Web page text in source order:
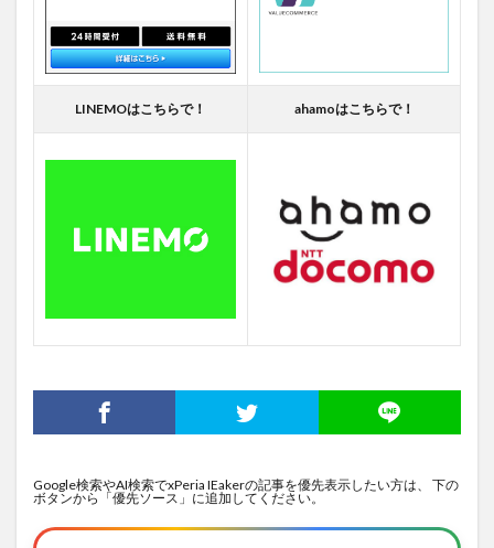
LINEMOはこちらで！ ahamoはこちらで！
Google検索やAI検索でxPeria IEakerの記事を優先表示したい方は、 下の
ボタンから「優先ソース」に追加してください。